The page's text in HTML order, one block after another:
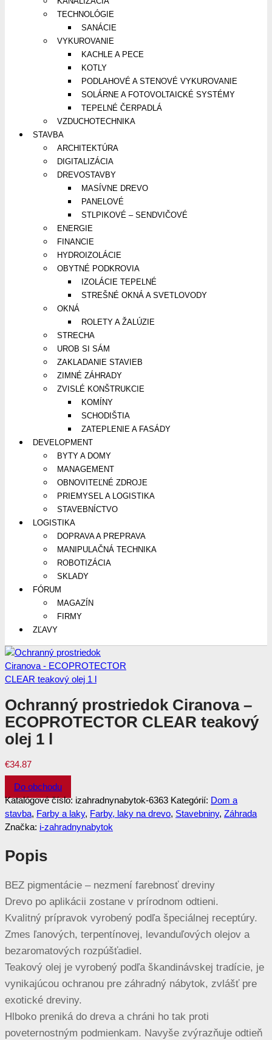
TECHNOLÓGIE
SANÁCIE
VYKUROVANIE
KACHLE A PECE
KOTLY
PODLAHOVÉ A STENOVÉ VYKUROVANIE
SOLÁRNE A FOTOVOLTAICKÉ SYSTÉMY
TEPELNÉ ČERPADLÁ
VZDUCHOTECHNIKA
STAVBA
ARCHITEKTÚRA
DIGITALIZÁCIA
DREVOSTAVBY
MASÍVNE DREVO
PANELOVÉ
STLPIKOVÉ – SENDVIČOVÉ
ENERGIE
FINANCIE
HYDROIZOLÁCIE
OBYTNÉ PODKROVIA
IZOLÁCIE TEPELNÉ
STREŠNÉ OKNÁ A SVETLOVODY
OKNÁ
ROLETY A ŽALÚZIE
STRECHA
UROB SI SÁM
ZAKLADANIE STAVIEB
ZIMNÉ ZÁHRADY
ZVISLÉ KONŠTRUKCIE
KOMÍNY
SCHODIŠTIA
ZATEPLENIE A FASÁDY
DEVELOPMENT
BYTY A DOMY
MANAGEMENT
OBNOVITEĽNÉ ZDROJE
PRIEMYSEL A LOGISTIKA
STAVEBNÍCTVO
LOGISTIKA
DOPRAVA A PREPRAVA
MANIPULAČNÁ TECHNIKA
ROBOTIZÁCIA
SKLADY
FÓRUM
MAGAZÍN
FIRMY
ZĽAVY
Ochranný prostriedok Ciranova –
ECOPROTECTOR CLEAR teakový
olej 1 l
€34.87
Do obchodu
Katalógové číslo: izahradnynabytok-6363 Kategórií: Dom a
stavba, Farby a laky, Farby, laky na drevo, Stavebniny, Záhrada
Značka: i-zahradnynabytok
Popis
BEZ pigmentácie – nezmení farebnosť dreviny
Drevo po aplikácii zostane v prírodnom odtieni.
Kvalitný prípravok vyrobený podľa špeciálnej receptúry.
Zmes ľanových, terpentínovej, levanduľových olejov a
bezaromatových rozpúšťadiel.
Teakový olej je vyrobený podľa škandinávskej tradície, je
vynikajúcou ochranou pre záhradný nábytok, zvlášť pre
exotické dreviny.
Hlboko preniká do dreva a chráni ho tak proti
poveternostným podmienkam. Navyše zvýrazňuje odtieň